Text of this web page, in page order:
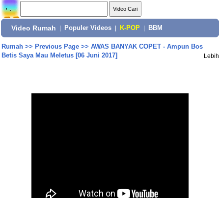
Video Rumah Populer Videos K-POP BBM
Rumah>> Previous Page>> AWAS BANYAK COPET - Ampun Bos
Betis Saya Mau Meletus [06 Juni 2017]
Lebih